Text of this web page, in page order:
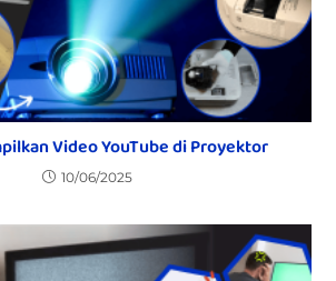
Video YouTube di Proyektor
10/06/2025